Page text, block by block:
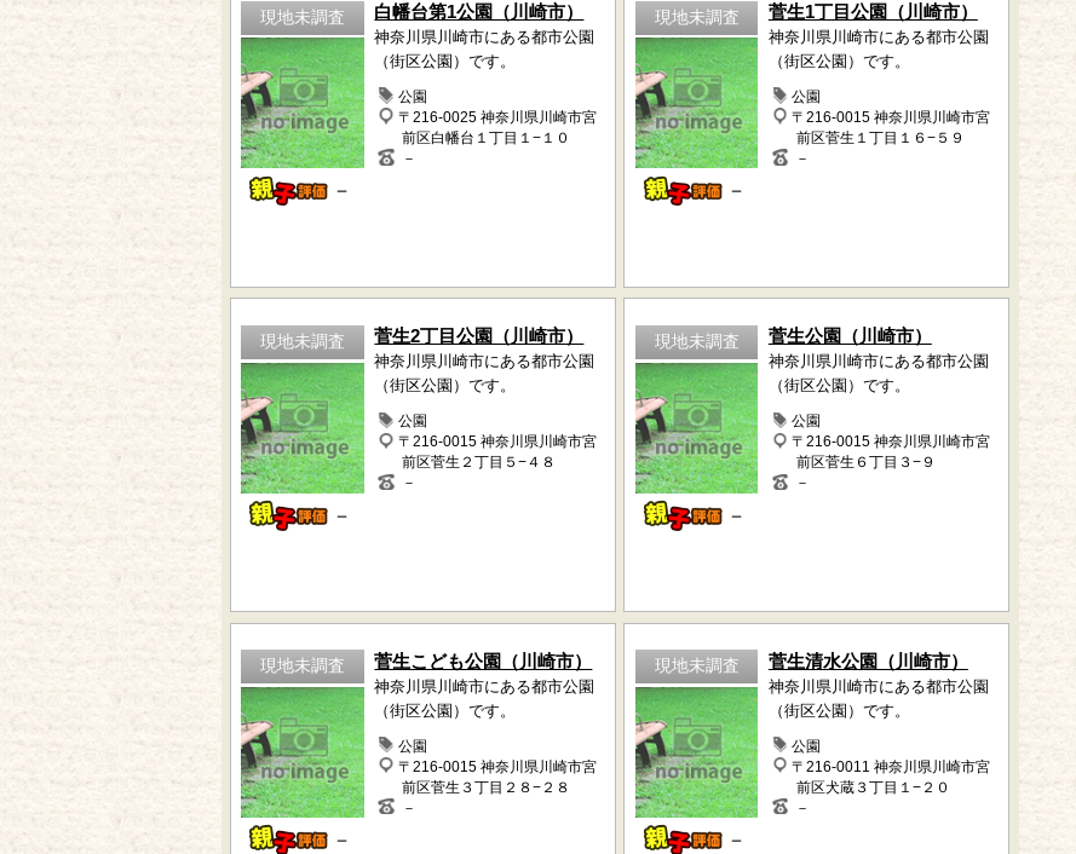
現地未調査
－
白幡台第1公園（川崎市）
神奈川県川崎市にある都市公園
（街区公園）です。
公園
〒216-0025 神奈川県川崎市宮
前区白幡台１丁目１−１０
－
現地未調査
－
菅生1丁目公園（川崎市）
神奈川県川崎市にある都市公園
（街区公園）です。
公園
〒216-0015 神奈川県川崎市宮
前区菅生１丁目１６−５９
－
現地未調査
－
菅生2丁目公園（川崎市）
神奈川県川崎市にある都市公園
（街区公園）です。
公園
〒216-0015 神奈川県川崎市宮
前区菅生２丁目５−４８
－
現地未調査
－
菅生公園（川崎市）
神奈川県川崎市にある都市公園
（街区公園）です。
公園
〒216-0015 神奈川県川崎市宮
前区菅生６丁目３−９
－
現地未調査
－
菅生こども公園（川崎市）
神奈川県川崎市にある都市公園
（街区公園）です。
公園
〒216-0015 神奈川県川崎市宮
前区菅生３丁目２８−２８
－
現地未調査
－
菅生清水公園（川崎市）
神奈川県川崎市にある都市公園
（街区公園）です。
公園
〒216-0011 神奈川県川崎市宮
前区犬蔵３丁目１−２０
－